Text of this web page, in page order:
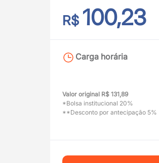
R$ 100,23
Carga horária
Valor original R$ 131,89
*Bolsa institucional 20%
**Desconto por antecipação 5%